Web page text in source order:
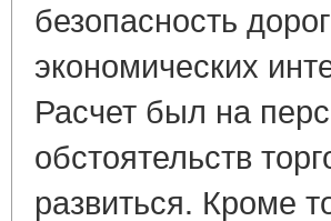
безопасность
экономических
Расчет был на
обстоятельств
развиться. Кроме